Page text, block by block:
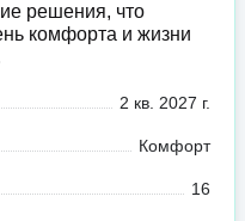
решения, что
комфорта и жизни
2 кв. 2027 г.
Комфорт
16